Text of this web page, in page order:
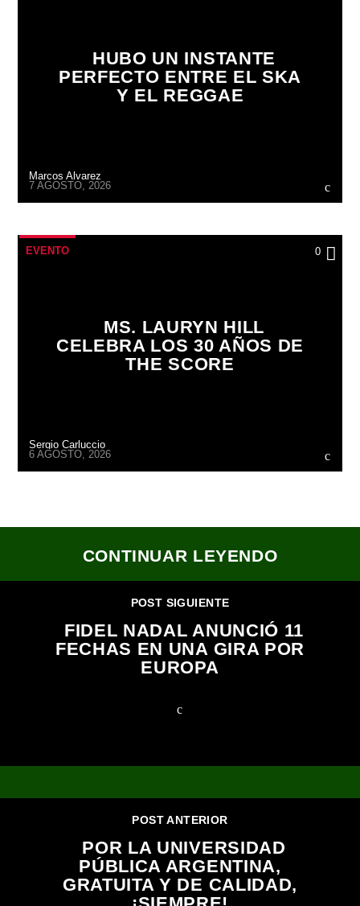
HUBO UN INSTANTE
PERFECTO ENTRE EL SKA
Y EL REGGAE
Marcos Alvarez
7 AGOSTO, 2026
EVENTO 0
MS. LAURYN HILL
CELEBRA LOS 30 AÑOS DE
THE SCORE
Sergio Carluccio
6 AGOSTO, 2026
CONTINUAR LEYENDO
POST SIGUIENTE
FIDEL NADAL ANUNCIÓ 11
FECHAS EN UNA GIRA POR
EUROPA
POST ANTERIOR
POR LA UNIVERSIDAD
PÚBLICA ARGENTINA,
GRATUITA Y DE CALIDAD,